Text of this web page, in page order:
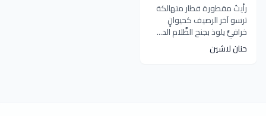
رأيتُ مقطورة قطار متهالكة
ترسو آخر الرصيف كحيوانٍ
خرافيٍّ يلوذ بجنح الظَّلام الد...
حنان لاشين